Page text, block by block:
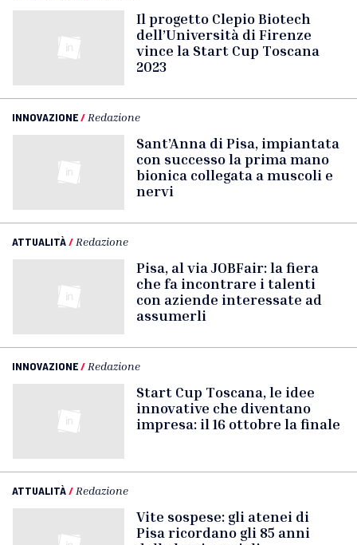
Il progetto Clepio Biotech
dell’Università di Firenze
vince la Start Cup Toscana
2023
INNOVAZIONE/ Redazione
Sant’Anna di Pisa, impiantata
con successo la prima mano
bionica collegata a muscoli e
nervi
ATTUALITÀ/ Redazione
Pisa, al via JOBFair: la fiera
che fa incontrare i talenti
con aziende interessate ad
assumerli
INNOVAZIONE/ Redazione
Start Cup Toscana, le idee
innovative che diventano
impresa: il 16 ottobre la finale
ATTUALITÀ/ Redazione
Vite sospese: gli atenei di
Pisa ricordano gli 85 anni